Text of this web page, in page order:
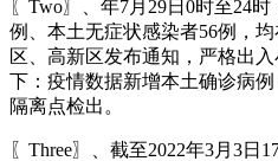
〖Two〗、年7月29日0时至24
例、本土无症状感染者56例，
区、高新区发布通知，严格出
下：疫情数据新增本土确诊病
隔离点检出。
〖Three〗、截至2022年3月3日